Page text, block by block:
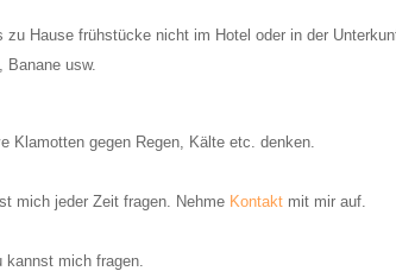
Hause frühstücke nicht im Hotel oder in der
usw.
Klamotten gegen Regen, Kälte etc. denken.
mich jeder Zeit fragen. Nehme Kontakt mit mir auf.
mich fragen.